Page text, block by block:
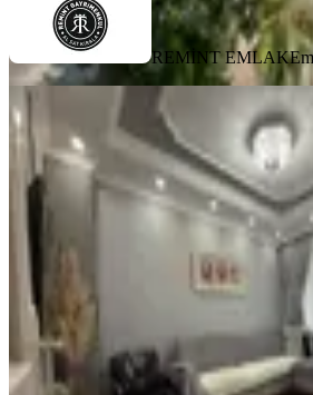
REMİNT EMLAK
YENİ
Yeşiloba Toki'de
Masrafsız Satılık
Seyhan, Yeşiloba
100 m²·4. Kat
3.450.000 ₺
SAYMAX GAYRİMENKULSevda